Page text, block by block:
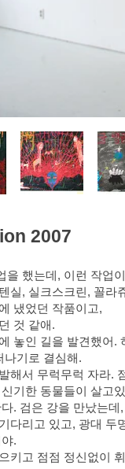
2007
을 했는데, 이런 작업
실, 실크스크린, 꼴라
냈었던 작품이고,
것 같애.
놓인 길을 발견했어
나기로 결심해.
해서 무럭무럭 자라.
기한 동물들이 살고
. 검은 강을 만났는
다리고 있고, 광대
.
키고 점점 정신없이